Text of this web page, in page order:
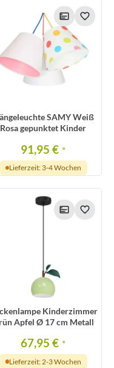
SAMY Weiß
Rosa gepunktet Kinder
91,95 € *
Lieferzeit: 3-4 Wochen
Kinderzimmer
Apfel Ø 17 cm Metall
67,95 € *
Lieferzeit: 2-3 Wochen